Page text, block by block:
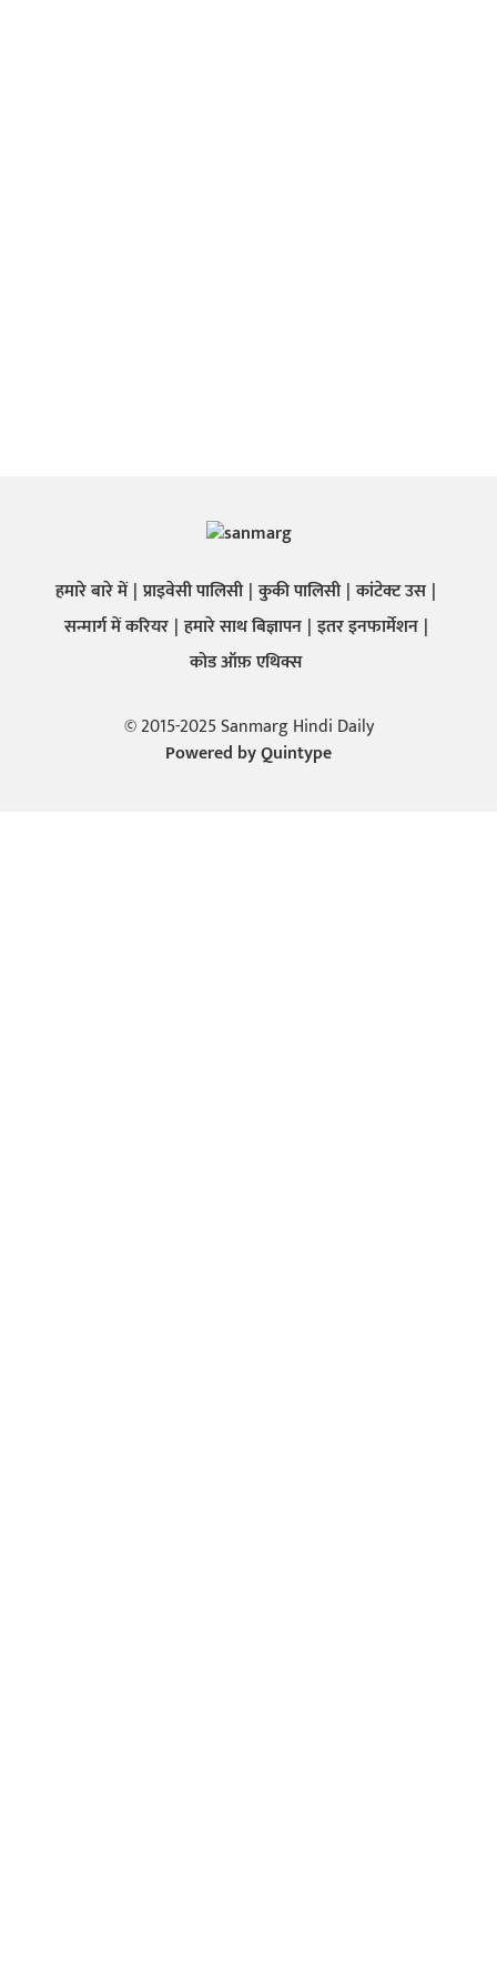
हमारे बारे में प्राइवेसी पालिसी कुकी पालिसी कांटेक्ट उस
सन्मार्ग में करियर हमारे साथ बिज्ञापन इतर इनफार्मेशन
कोड ऑफ़ एथिक्स
© 2015-2025 Sanmarg Hindi Daily
Powered byQuintype